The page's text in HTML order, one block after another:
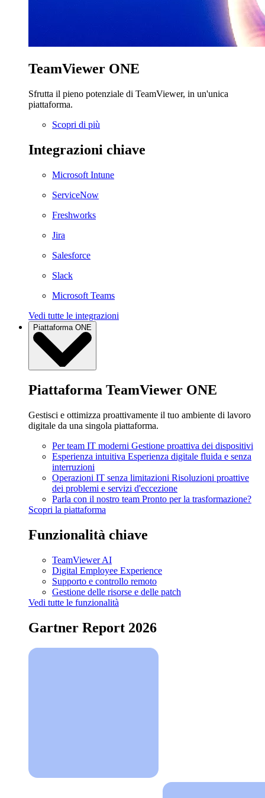
TeamViewer ONE
Sfrutta il pieno potenziale di TeamViewer, in un'unica
piattaforma.
Scopri di più
Integrazioni chiave
Microsoft Intune
ServiceNow
Freshworks
Jira
Salesforce
Slack
Microsoft Teams
Vedi tutte le integrazioni
Piattaforma ONE
Piattaforma TeamViewer ONE
Gestisci e ottimizza proattivamente il tuo ambiente di lavoro
digitale da una singola piattaforma.
Per team IT moderni Gestione proattiva dei dispositivi
Esperienza intuitiva Esperienza digitale fluida e senza
interruzioni
Operazioni IT senza limitazioni Risoluzioni proattive
dei problemi e servizi d'eccezione
Parla con il nostro team Pronto per la trasformazione?
Scopri la piattaforma
Funzionalità chiave
TeamViewer AI
Digital Employee Experience
Supporto e controllo remoto
Gestione delle risorse e delle patch
Vedi tutte le funzionalità
Gartner Report 2026